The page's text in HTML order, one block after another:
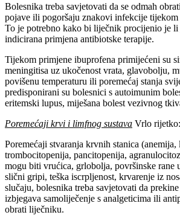
Bolesnika treba savjetovati da se odmah
pojave ili pogoršaju znakovi infekcije
To je potrebno kako bi liječnik procijenio je li
indicirana primjena antibiotske terapije.
Tijekom primjene ibuprofena primijećeni su
meningitisa uz ukočenost vrata, glavobolju,
povišenu temperaturu ili poremećaj stanja
predisponirani su bolesnici s autoimunim
eritemski lupus, miješana bolest vezivnog
Poremećaji krvi i limfnog sustava Vrlo rijetko:
Poremećaji stvaranja krvnih stanica (anemija,
trombocitopenija, pancitopenija,
mogu biti vrućica, grlobolja, površinske rane
slični gripi, teška iscrpljenost, krvarenje iz
slučaju, bolesnika treba savjetovati da
izbjegava samoliječenje s analgeticima ili
obrati liječniku.